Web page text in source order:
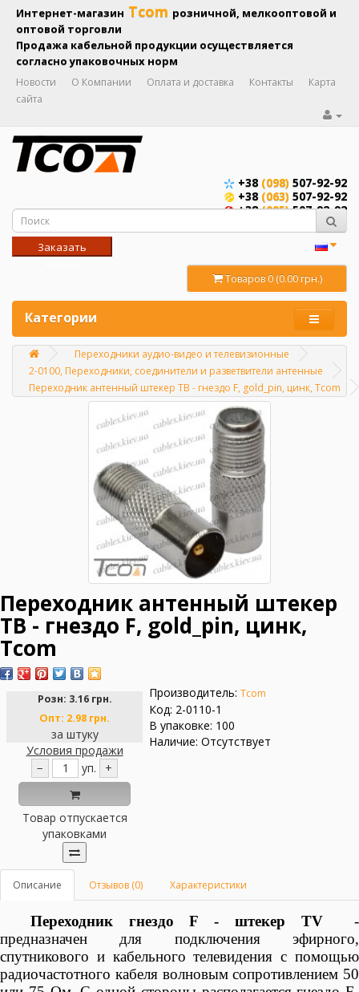
Интернет-магазин Tcom розничной, мелкооптовой и
оптовой торговли
Продажа кабельной продукции осуществляется
согласно упаковочных норм
Новости О Компании Оплата и доставка Контакты
Карта
сайта
+38 (098) 507-92-92
+38 (063) 507-92-92
+38(095)507-92-92
Заказать
Товаров 0 (0.00 грн.)
Категории
Главная
Переходники аудио-видео и телевизионные
2-0100, Переходники, соединители и разветвители антенные
Переходник антенный штекер ТВ - гнездо F, gold_pin, цинк, Tcom
Переходник антенный штекер
ТВ - гнездо F, gold_pin, цинк,
Tcom
Розн: 3.16 грн.
Опт: 2.98 грн.
за штуку
Условия продажи
−
уп. +
Товар отпускается
упаковками
Производитель: Tcom
Код: 2-0110-1
В упаковке: 100
Наличие: Отсутствует
Описание Отзывов (0) Характеристики
Переходник гнездо F - штекер TV
-
предназначен для подключения эфирного,
спутникового и кабельного телевидения с помощью
радиочастотного кабеля волновым сопротивлением 50